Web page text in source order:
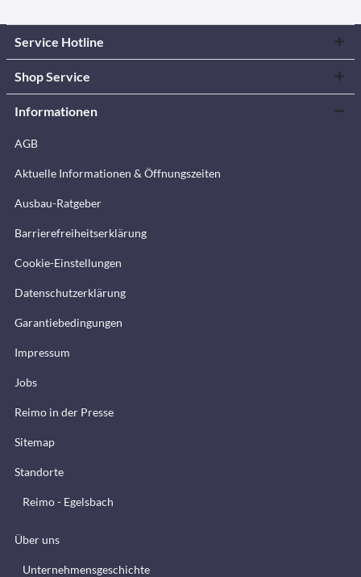
Service Hotline
Shop Service
Informationen
AGB
Aktuelle Informationen & Öffnungszeiten
Ausbau-Ratgeber
Barrierefreiheitserklärung
Cookie-Einstellungen
Datenschutzerklärung
Garantiebedingungen
Impressum
Jobs
Reimo in der Presse
Sitemap
Standorte
Reimo - Egelsbach
Über uns
Unternehmensgeschichte